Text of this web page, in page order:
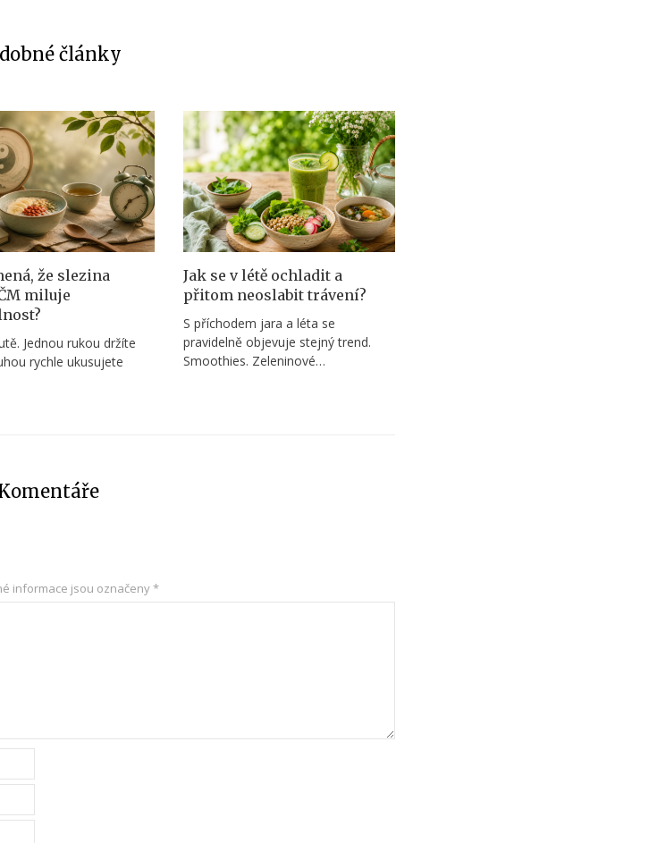
články
že slezina
miluje
Jednou rukou držíte
rychle ukusujete
Jak se v létě ochladit a
přitom neoslabit trávení?
S příchodem jara a léta se
pravidelně objevuje stejný trend.
Smoothies. Zeleninové…
informace jsou označeny*